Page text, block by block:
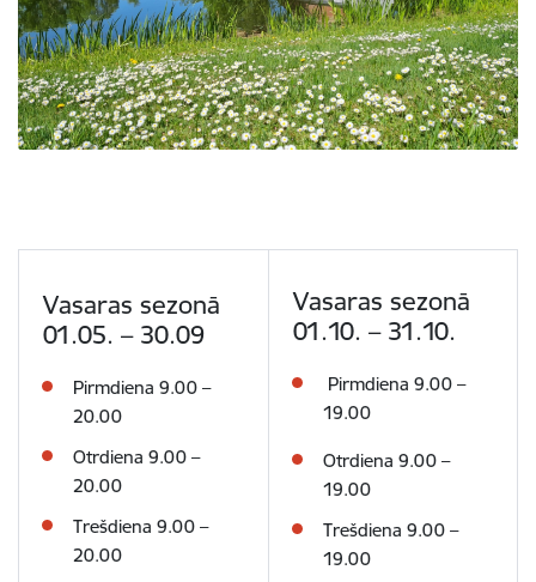
Vasaras sezonā
01.05. – 30.09
Pirmdiena 9.00 –
20.00
Otrdiena 9.00 –
20.00
Trešdiena 9.00 –
20.00
Vasaras sezonā
01.10. – 31.10.
Pirmdiena 9.00 –
19.00
Otrdiena 9.00 –
19.00
Trešdiena 9.00 –
19.00